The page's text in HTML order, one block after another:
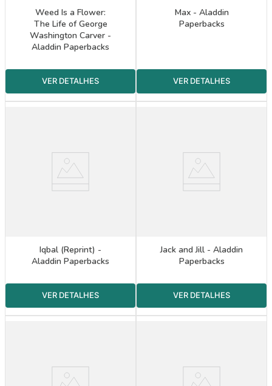
Weed Is a Flower:
The Life of George
Washington Carver -
Aladdin Paperbacks
Max - Aladdin
Paperbacks
Iqbal (Reprint) -
Aladdin Paperbacks
Jack and Jill - Aladdin
Paperbacks